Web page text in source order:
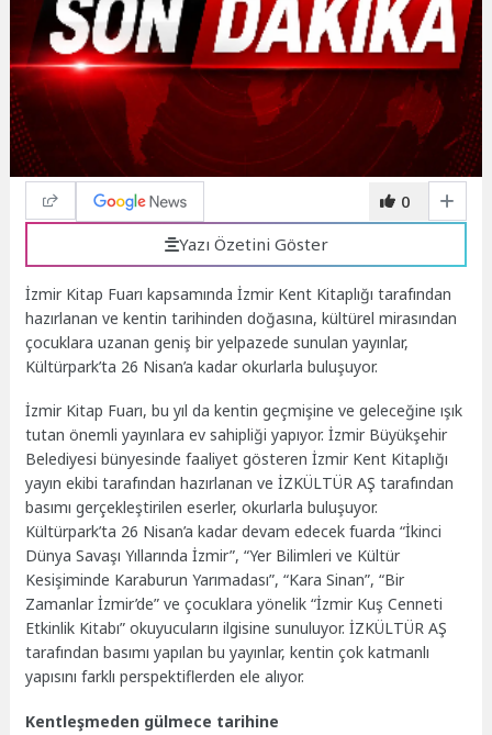
0
Yazı Özetini Göster
İzmir Kitap Fuarı kapsamında İzmir Kent Kitaplığı tarafından
hazırlanan ve kentin tarihinden doğasına, kültürel mirasından
çocuklara uzanan geniş bir yelpazede sunulan yayınlar,
Kültürpark’ta 26 Nisan’a kadar okurlarla buluşuyor.
İzmir Kitap Fuarı, bu yıl da kentin geçmişine ve geleceğine ışık
tutan önemli yayınlara ev sahipliği yapıyor. İzmir Büyükşehir
Belediyesi bünyesinde faaliyet gösteren İzmir Kent Kitaplığı
yayın ekibi tarafından hazırlanan ve İZKÜLTÜR AŞ tarafından
basımı gerçekleştirilen eserler, okurlarla buluşuyor.
Kültürpark’ta 26 Nisan’a kadar devam edecek fuarda “İkinci
Dünya Savaşı Yıllarında İzmir”, “Yer Bilimleri ve Kültür
Kesişiminde Karaburun Yarımadası”, “Kara Sinan”, “Bir
Zamanlar İzmir’de” ve çocuklara yönelik “İzmir Kuş Cenneti
Etkinlik Kitabı” okuyucuların ilgisine sunuluyor. İZKÜLTÜR AŞ
tarafından basımı yapılan bu yayınlar, kentin çok katmanlı
yapısını farklı perspektiflerden ele alıyor.
Kentleşmeden gülmece tarihine